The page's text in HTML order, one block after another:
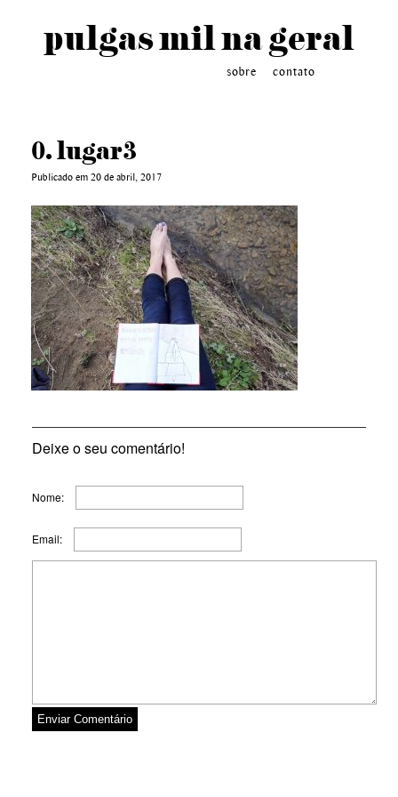
pulgas mil na geral
contato
sobre
0. lugar3
Publicado em 20 de abril, 2017
Deixe o seu comentário!
Nome:
Email: